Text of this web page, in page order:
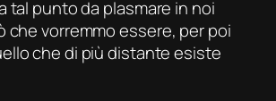
tal punto da plasmare in noi
che vorremmo essere, per poi
che di più distante esiste